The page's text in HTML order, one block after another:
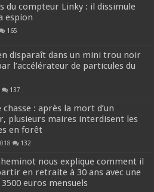
du compteur Linky : il dissimule
espion
165
disparaît dans un mini trou noir
l’accélérateur de particules du
137
chasse : après la mort d’un
plusieurs maires interdisent les
en forêt
132
nous explique comment il
en retraite à 30 ans avec une
euros mensuels